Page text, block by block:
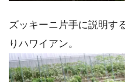
ズッキーニ片手に説明す
りハワイアン。